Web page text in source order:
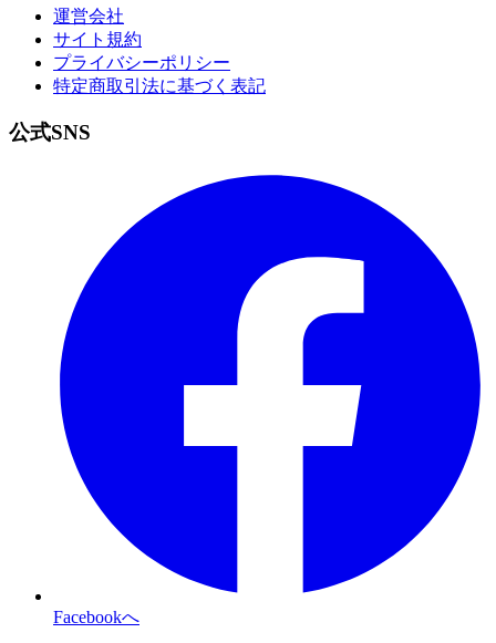
運営会社
サイト規約
プライバシーポリシー
特定商取引法に基づく表記
公式SNS
Facebookへ